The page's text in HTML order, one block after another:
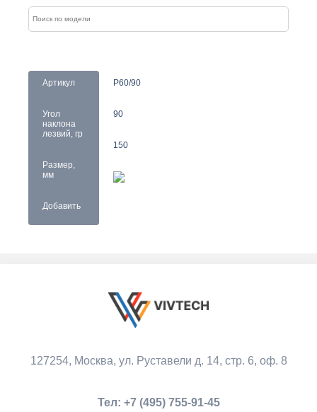
Артикул
Угол
наклона
лезвий, гр
Размер,
мм
Добавить
P60/90
90
150
127254, Москва, ул. Руставели д. 14, стр. 6, оф. 8
Тел: +7 (495) 755-91-45